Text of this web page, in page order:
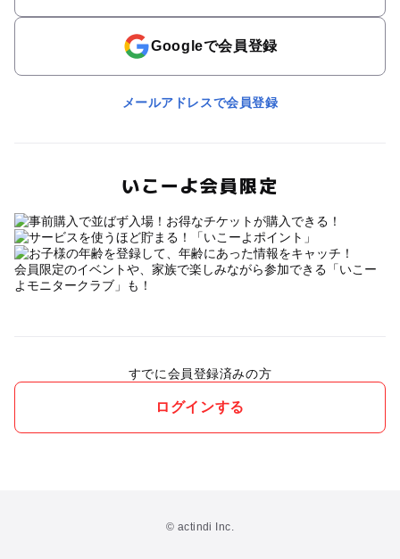
Googleで会員登録
メールアドレスで会員登録
いこーよ会員限定
会員限定のイベントや、家族で楽しみながら参加できる「いこー
よモニタークラブ」も！
すでに会員登録済みの方
ログインする
© actindi Inc.